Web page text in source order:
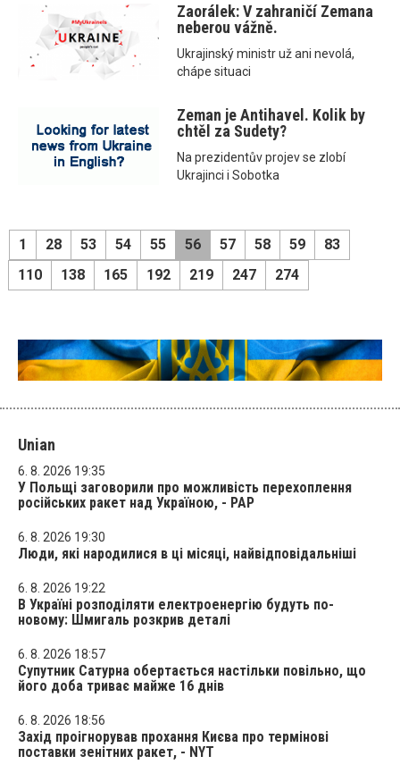
Zaorálek: V zahraničí Zemana
neberou vážně.
Ukrajinský ministr už ani nevolá,
chápe situaci
Zeman je Antihavel. Kolik by
chtěl za Sudety?
Na prezidentův projev se zlobí
Ukrajinci i Sobotka
1 28 53 54 55 56 57 58 59
83
110
138 165 192 219 247 274
Unian
6. 8. 2026 19:35
У Польщі заговорили про можливість перехоплення
російських ракет над Україною, - PAP
6. 8. 2026 19:30
Люди, які народилися в ці місяці, найвідповідальніші
6. 8. 2026 19:22
В Україні розподіляти електроенергію будуть по-
новому: Шмигаль розкрив деталі
6. 8. 2026 18:57
Супутник Сатурна обертається настільки повільно, що
його доба триває майже 16 днів
6. 8. 2026 18:56
Захід проігнорував прохання Києва про термінові
поставки зенітних ракет, - NYT